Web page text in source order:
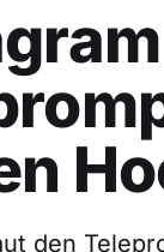
den